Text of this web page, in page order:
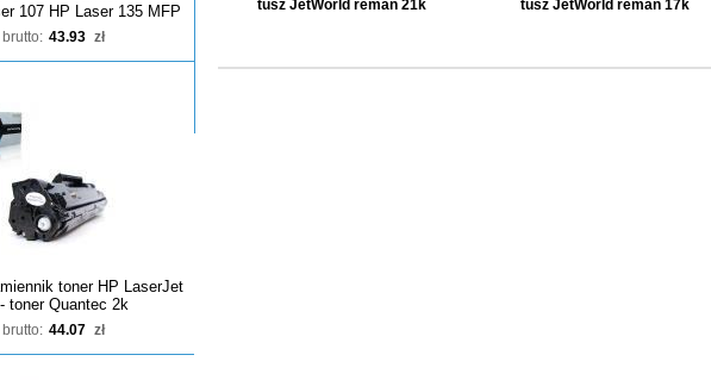
107 HP Laser 135 MFP
43.93 zł
toner HP LaserJet
toner Quantec 2k
44.07 zł
tusz JetWorld reman 21k
tusz JetWorld reman 17k